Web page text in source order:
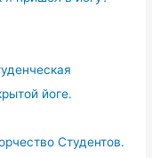
йоге.
Студентов.